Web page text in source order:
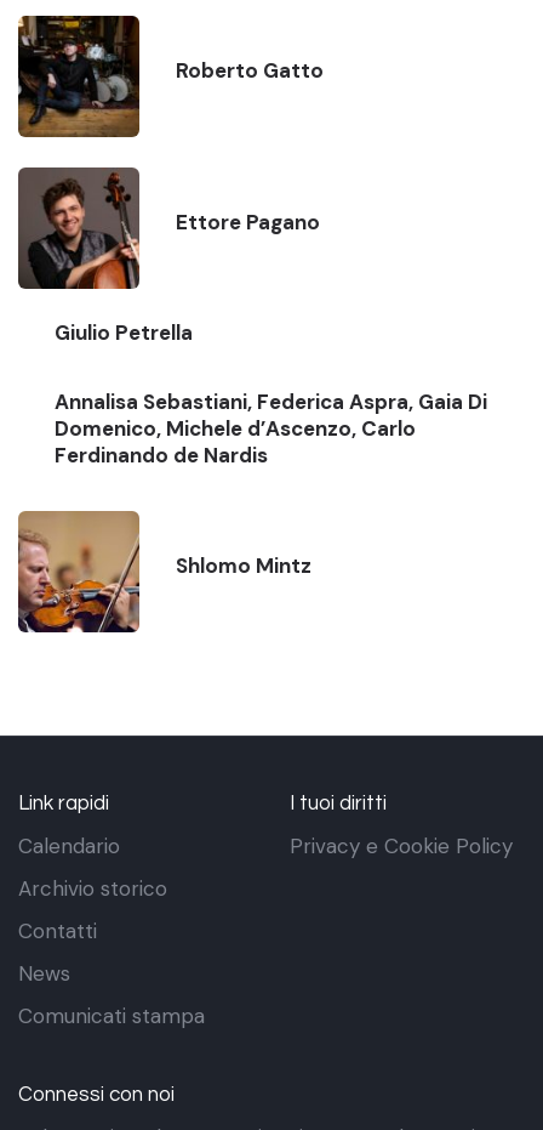
Roberto Gatto
Ettore Pagano
Giulio Petrella
Annalisa Sebastiani, Federica Aspra, Gaia Di
Domenico, Michele d’Ascenzo, Carlo
Ferdinando de Nardis
Shlomo Mintz
Link rapidi
Calendario
Archivio storico
Contatti
News
Comunicati stampa
I tuoi diritti
Privacy e Cookie Policy
Connessi con noi